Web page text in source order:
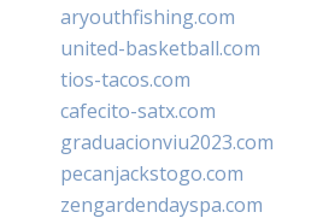
aryouthfishing.com
united-basketball.com
tios-tacos.com
cafecito-satx.com
graduacionviu2023.com
pecanjackstogo.com
zengardendayspa.com